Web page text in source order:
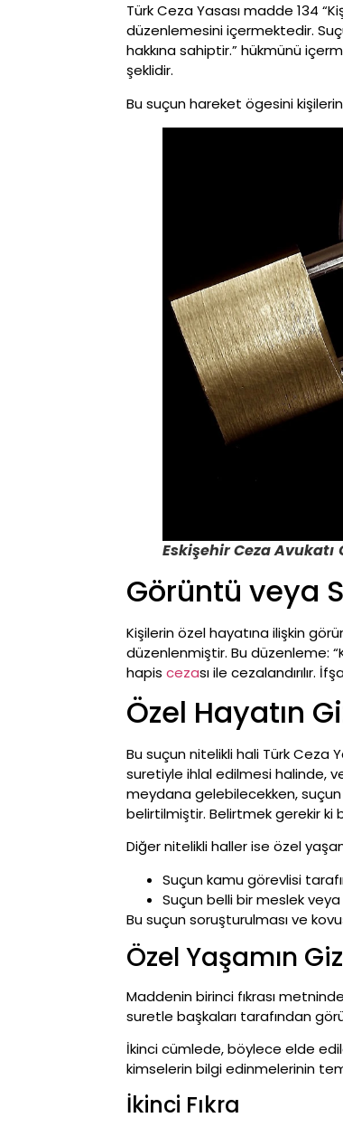
Türk Ceza Yasası madde 134
düzenlemesini içermektedir.
hakkına sahiptir.” hükmünü
şeklidir.
Bu suçun hareket ögesini
Eskişehir Ceza Avukatı
Görüntü veya
Kişilerin özel hayatına ilişkin
düzenlenmiştir. Bu düzenleme:
hapis cezası ile cezalandırılır.
Özel Hayatın
Bu suçun nitelikli hali Türk Ceza
suretiyle ihlal edilmesi halinde,
meydana gelebilecekken, suçun
belirtilmiştir. Belirtmek gerekir ki
Diğer nitelikli haller ise özel
Suçun kamu görevlisi
Suçun belli bir meslek veya
Bu suçun soruşturulması ve
Özel Yaşamın
Maddenin birinci fıkrası
suretle başkaları tarafından
İkinci cümlede, böylece elde
kim­selerin bilgi edinmelerinin
İkinci Fıkra